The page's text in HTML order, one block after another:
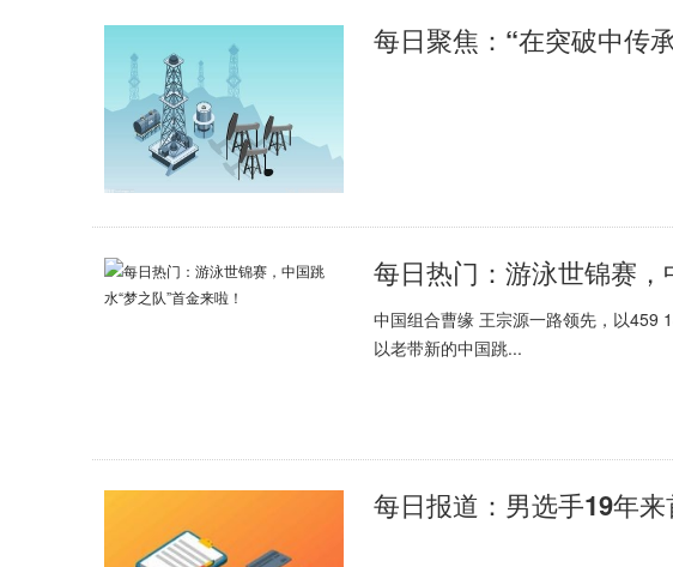
每日热门：游泳世锦赛，
中国组合曹缘 王宗源一路领先，以459
以老带新的中国跳...